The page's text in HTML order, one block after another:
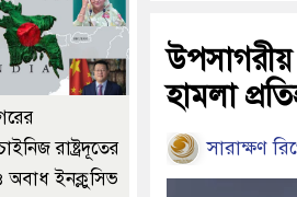
উপসাগরীয়
হামলা
সারাক্ষণ
রাষ্ট্রদূতের
অবাধ ইনক্লুসিভ